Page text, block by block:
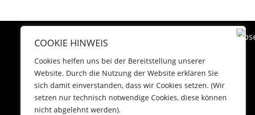
COOKIE HINWEIS
Cookies helfen uns bei der Bereitstellung unserer
Website. Durch die Nutzung der Website erklären Sie
sich damit einverstanden, dass wir Cookies setzen. (Wir
setzen nur technisch notwendige Cookies, diese können
nicht abgelehnt werden).